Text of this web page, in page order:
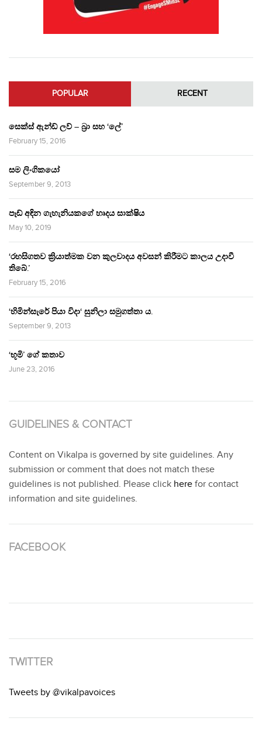
POPULAR RECENT
සෙක්ස් ඇන්ඩ් ලව් – බ්‍රා සහ ‘ලේ’
February 15, 2016
සම ලිංගිකයෝ
September 9, 2013
පෑඩ් අඳින ගැහැනියකගේ හෘදය සාක්ෂිය
May 10, 2019
‘රහසිගතව ක්‍රියාත්මක වන කුලවාදය අවසන් කිරීමට කාලය උදාවී
තිබේ.’
February 15, 2016
‘හිමින්සැරේ පියා විදා‘ සුනිලා සමුගත්තා ය.
September 9, 2013
‘භූමි’ ගේ කතාව
June 23, 2016
GUIDELINES & CONTACT
Content on Vikalpa is governed by site guidelines. Any
submission or comment that does not match these
guidelines is not published. Please click here for contact
information and site guidelines.
FACEBOOK
TWITTER
Tweets by @vikalpavoices